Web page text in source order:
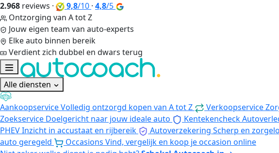
2.968 reviews · 9,8/10 · 4,8/5
Ontzorging van A tot Z
Jouw eigen team van auto-experts
Elke auto binnen bereik
Verdient zich dubbel en dwars terug
Alle diensten
AankoopserviceVolledig ontzorgd kopen van A tot Z Verkoopservice
Zoekservice Doelgericht naar jouw ideale auto Kentekencheck
PHEVInzicht in accustaat en rijbereik Autoverzekering Scherp en
auto geregeld
Occasions Vind, vergelijk en koop je occasion online